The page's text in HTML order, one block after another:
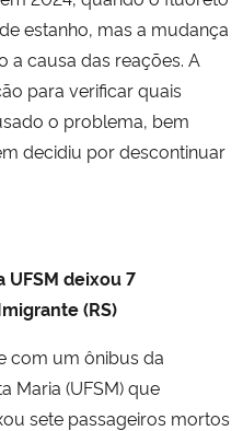
estanho, mas a mudança
a causa das reações. A
para verificar quais
o problema, bem
decidiu por descontinuar
deixou 7
(RS)
com um ônibus da
Maria (UFSM) que
sete passageiros mortos